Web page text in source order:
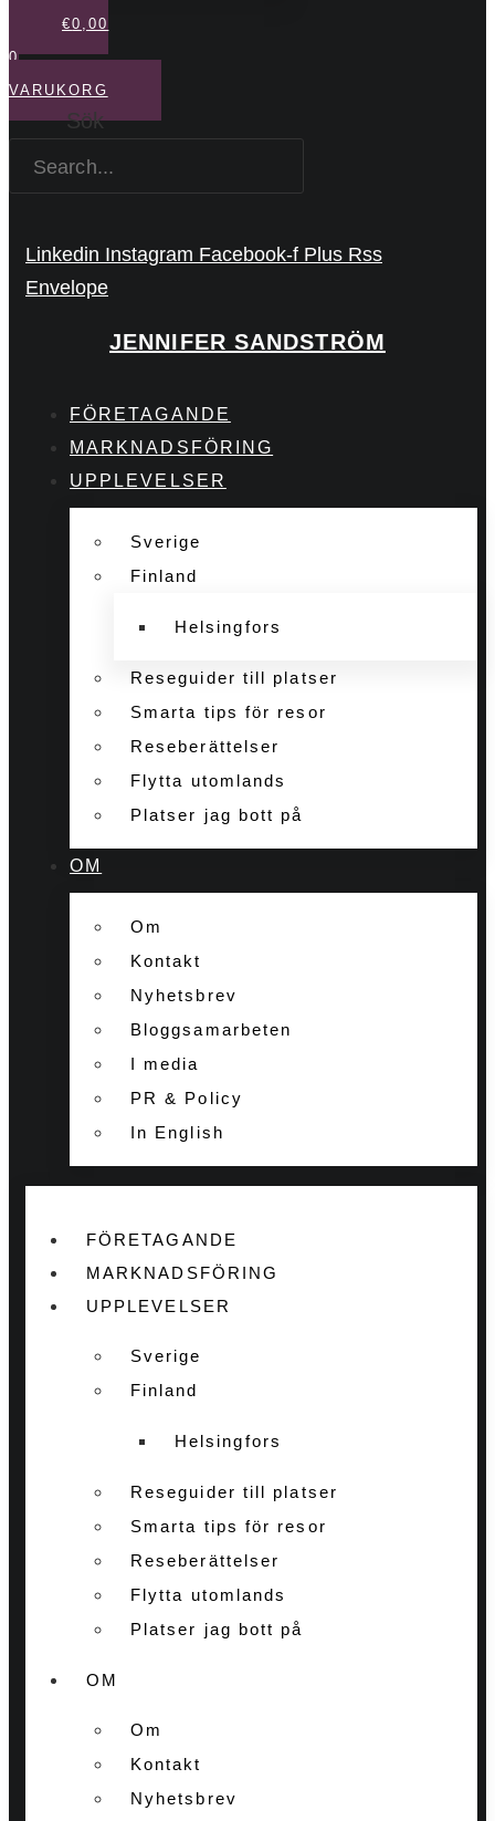
€0,00
0
VARUKORG
Sök
Linkedin Instagram Facebook-f Plus Rss
Envelope
JENNIFER SANDSTRÖM
FÖRETAGANDE
MARKNADSFÖRING
UPPLEVELSER
Sverige
Finland
Helsingfors
Reseguider till platser
Smarta tips för resor
Reseberättelser
Flytta utomlands
Platser jag bott på
OM
Om
Kontakt
Nyhetsbrev
Bloggsamarbeten
I media
PR & Policy
In English
FÖRETAGANDE
MARKNADSFÖRING
UPPLEVELSER
Sverige
Finland
Helsingfors
Reseguider till platser
Smarta tips för resor
Reseberättelser
Flytta utomlands
Platser jag bott på
OM
Om
Kontakt
Nyhetsbrev